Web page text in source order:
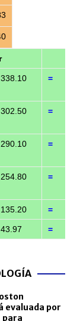
=
=
=
=
=
=
evaluada por
para